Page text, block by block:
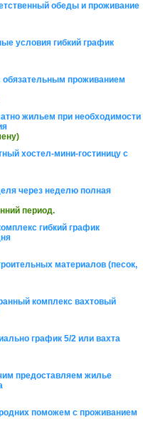
обеды и проживание
условия гибкий график
обязательным проживанием
жильем при необходимости
хостел-мини-гостиницу с
через неделю полная
период.
гибкий график
материалов (песок,
комплекс вахтовый
график 5/2 или вахта
предоставляем жилье
поможем с проживанием